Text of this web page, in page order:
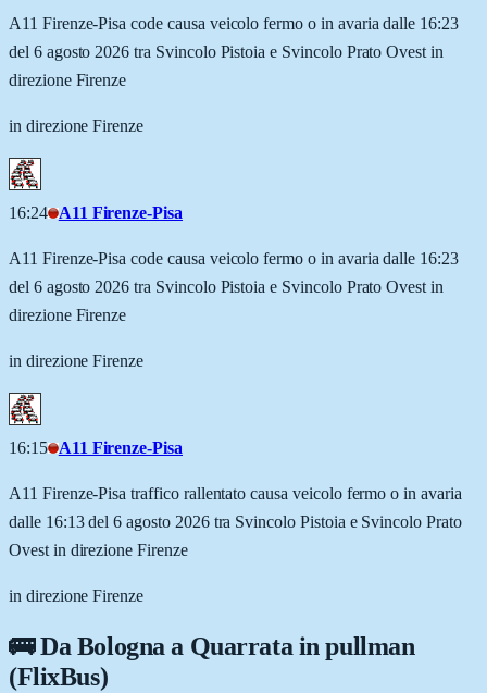
A11 Firenze-Pisa code causa veicolo fermo o in avaria dalle 16:23
del 6 agosto 2026 tra Svincolo Pistoia e Svincolo Prato Ovest in
direzione Firenze
in direzione Firenze
16:24 A11 Firenze-Pisa
A11 Firenze-Pisa code causa veicolo fermo o in avaria dalle 16:23
del 6 agosto 2026 tra Svincolo Pistoia e Svincolo Prato Ovest in
direzione Firenze
in direzione Firenze
16:15 A11 Firenze-Pisa
A11 Firenze-Pisa traffico rallentato causa veicolo fermo o in avaria
dalle 16:13 del 6 agosto 2026 tra Svincolo Pistoia e Svincolo Prato
Ovest in direzione Firenze
in direzione Firenze
🚌 DaBolognaa Quarratain pullman
(FlixBus)